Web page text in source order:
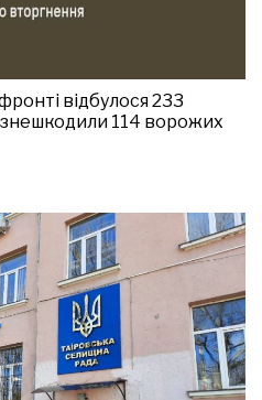
відбулося 233
114 ворожих